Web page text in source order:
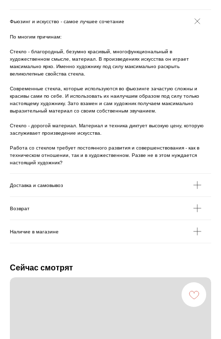
Фьюзинг и искусство - самое лучшее сочетание
По многим причинам:
Стекло - благородный, безумно красивый, многофункциональный в
художественном смысле, материал. В произведениях искусства он играет
максимально ярко. Именно художнику под силу максимально раскрыть
великолепные свойства стекла.
Современные стекла, которые используются во фьюзинге зачастую сложны и
красивы сами по себе. И использовать их наилучшим образом под силу только
настоящему художнику. Зато взамен и сам художник получаем максимально
выразительный материал со своим собственным звучанием.
Стекло - дорогой материал. Материал и техника диктует высокую цену, которую
заслуживает произведение искусства.
Работа со стеклом требует постоянного развития и совершенствования - как в
техническом отношении, так и в художественном. Разве не в этом нуждается
настоящий художник?
Доставка и самовывоз
Возврат
Наличие в магазине
Сейчас смотрят